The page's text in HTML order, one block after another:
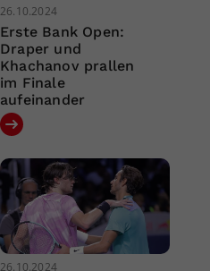
26.10.2024
Erste Bank Open:
Draper und
Khachanov prallen
im Finale
aufeinander
26.10.2024